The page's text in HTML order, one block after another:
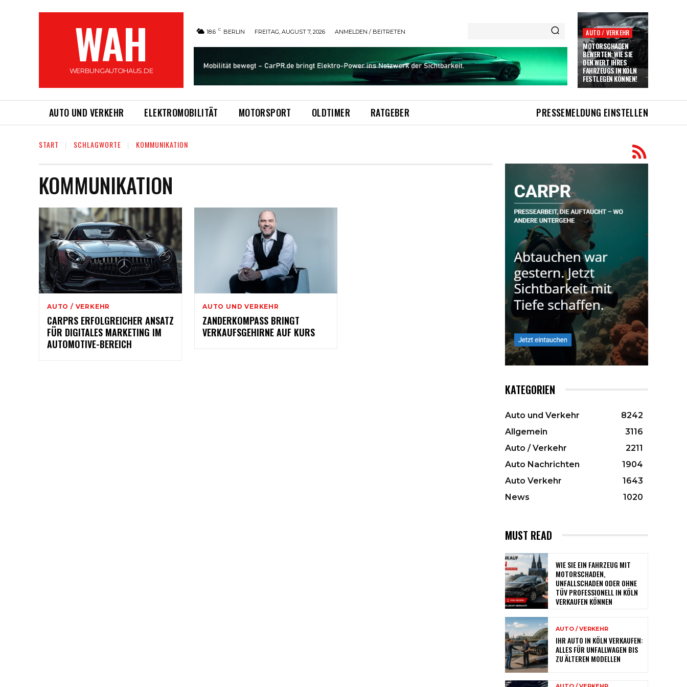
WAH
WERBUNGAUTOHAUS.DE
18.6 C BERLIN FREITAG, AUGUST 7, 2026 ANMELDEN / BEITRETEN AUTO / VERKEHR
MOTORSCHADEN
BEWERTEN: WIE SIE
DEN WERT IHRES
FAHRZEUGS IN KÖLN
FESTLEGEN KÖNNEN!
AUTO UND VERKEHR ELEKTROMOBILITÄT MOTORSPORT OLDTIMER RATGEBER PRESSEMELDUNG EINSTELLEN
START SCHLAGWORTE KOMMUNIKATION
KOMMUNIKATION
AUTO / VERKEHR
CARPRS ERFOLGREICHER ANSATZ
FÜR DIGITALES MARKETING IM
AUTOMOTIVE-BEREICH
AUTO UND VERKEHR
ZANDERKOMPASS BRINGT
VERKAUFSGEHIRNE AUF KURS
KATEGORIEN
Auto und Verkehr
8242
Allgemein
3116
Auto / Verkehr
2211
Auto Nachrichten
1904
Auto Verkehr
1643
News
1020
MUST READ
WIE SIE EIN FAHRZEUG MIT
MOTORSCHADEN,
UNFALLSCHADEN ODER OHNE
TÜV PROFESSIONELL IN KÖLN
VERKAUFEN KÖNNEN
AUTO / VERKEHR
IHR AUTO IN KÖLN VERKAUFEN:
ALLES FÜR UNFALLWAGEN BIS
ZU ÄLTEREN MODELLEN